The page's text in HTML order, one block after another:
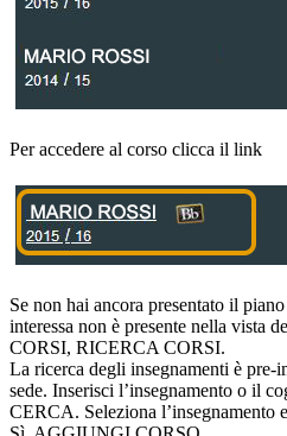
Per accedere al corso clicca il link
Se non hai ancora presentato il
interessa non è presente nella vista
CORSI, RICERCA CORSI.
La ricerca degli insegnamenti è pre-
sede. Inserisci l’insegnamento o il
CERCA. Seleziona l’insegnamento